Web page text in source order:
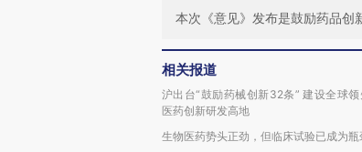
本次《意见》发布是鼓励药品创
相关报道
沪出台“鼓励药械创新32条” 建设全球领
医药创新研发高地
生物医药势头正劲，但临床试验已成为瓶